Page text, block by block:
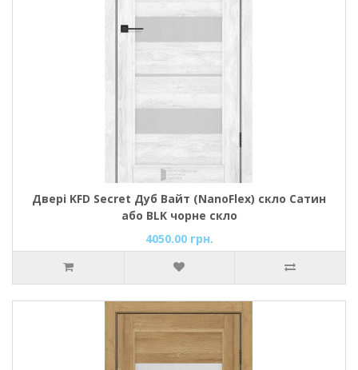
Двері KFD Secret Дуб Вайт (NanoFlex) скло Сатин
або BLK чорне скло
4050.00 грн.